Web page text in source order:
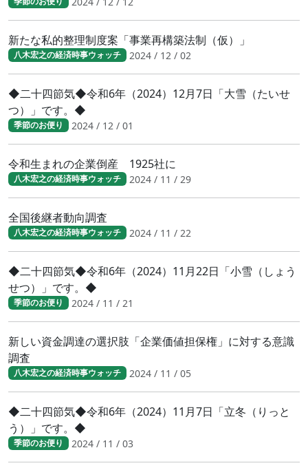
新たな私的整理制度案「事業再構築法制（仮）」
八木宏之の経済時事ウォッチ 2024 / 12 / 02
◆二十四節気◆令和6年（2024）12月7日「大雪（たいせ
つ）」です。◆
季節のお便り 2024 / 12 / 01
令和生まれの企業倒産 1925社に
八木宏之の経済時事ウォッチ 2024 / 11 / 29
全国後継者動向調査
八木宏之の経済時事ウォッチ 2024 / 11 / 22
◆二十四節気◆令和6年（2024）11月22日「小雪（しょう
せつ）」です。◆
季節のお便り 2024 / 11 / 21
新しい資金調達の選択肢「企業価値担保権」に対する意識
調査
八木宏之の経済時事ウォッチ 2024 / 11 / 05
◆二十四節気◆令和6年（2024）11月7日「立冬（りっと
う）」です。◆
季節のお便り 2024 / 11 / 03